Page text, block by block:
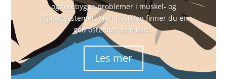
og forebygge problemer i muskel- og
skjelettsystemet. Men hvordan finner du en
god osteopat som kan...
Les mer